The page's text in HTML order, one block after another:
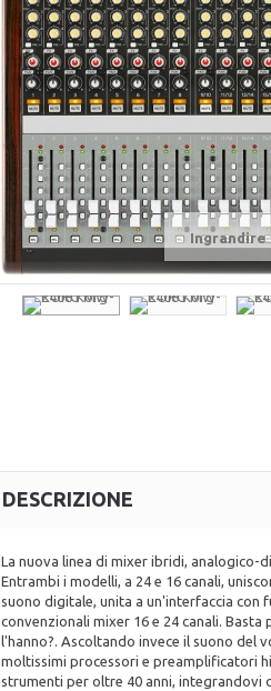
Ingrandire
DESCRIZIONE
La nuova linea di mixer ibridi, analogico-
Entrambi i modelli, a 24 e 16 canali,
suono digitale, unita a un'interfaccia con
convenzionali mixer 16 e 24 canali.
l'hanno?. Ascoltando invece il suono del
moltissimi processori e preamplificatori
strumenti per oltre 40 anni, integrandovi